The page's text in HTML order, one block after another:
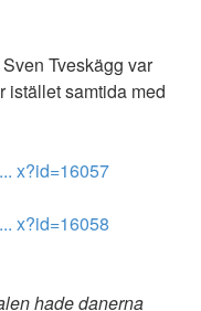
Tveskägg var
istället samtida med
x?id=16057
x?id=16058
hade danerna